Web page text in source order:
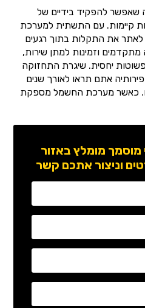
שאפשר להפקיד בידיים של
קיימות. עם התשתית למערכת
את התקלות בתוך רגעים
וזמינות למתן שירות,
יחסית. שיגרת התחזוקה
אתם תראו לאורך שנים
כאשר מערכת החשמל מספקת
מומלץ באזור
וניצור אתכם קשר